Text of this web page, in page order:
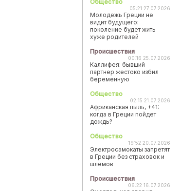
Общество
05:21 27.07.2026
Молодежь Греции не
видит будущего:
поколение будет жить
хуже родителей
Происшествия
00:16 25.07.2026
Каллифея: бывший
партнер жестоко избил
беременную
Общество
02:15 21.07.2026
Африканская пыль, +41:
когда в Греции пойдет
дождь?
Общество
19:52 20.07.2026
Электросамокаты запретят
в Греции без страховок и
шлемов
Происшествия
06:22 16.07.2026